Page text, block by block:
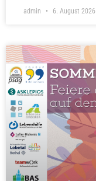
admin 6. August 2026